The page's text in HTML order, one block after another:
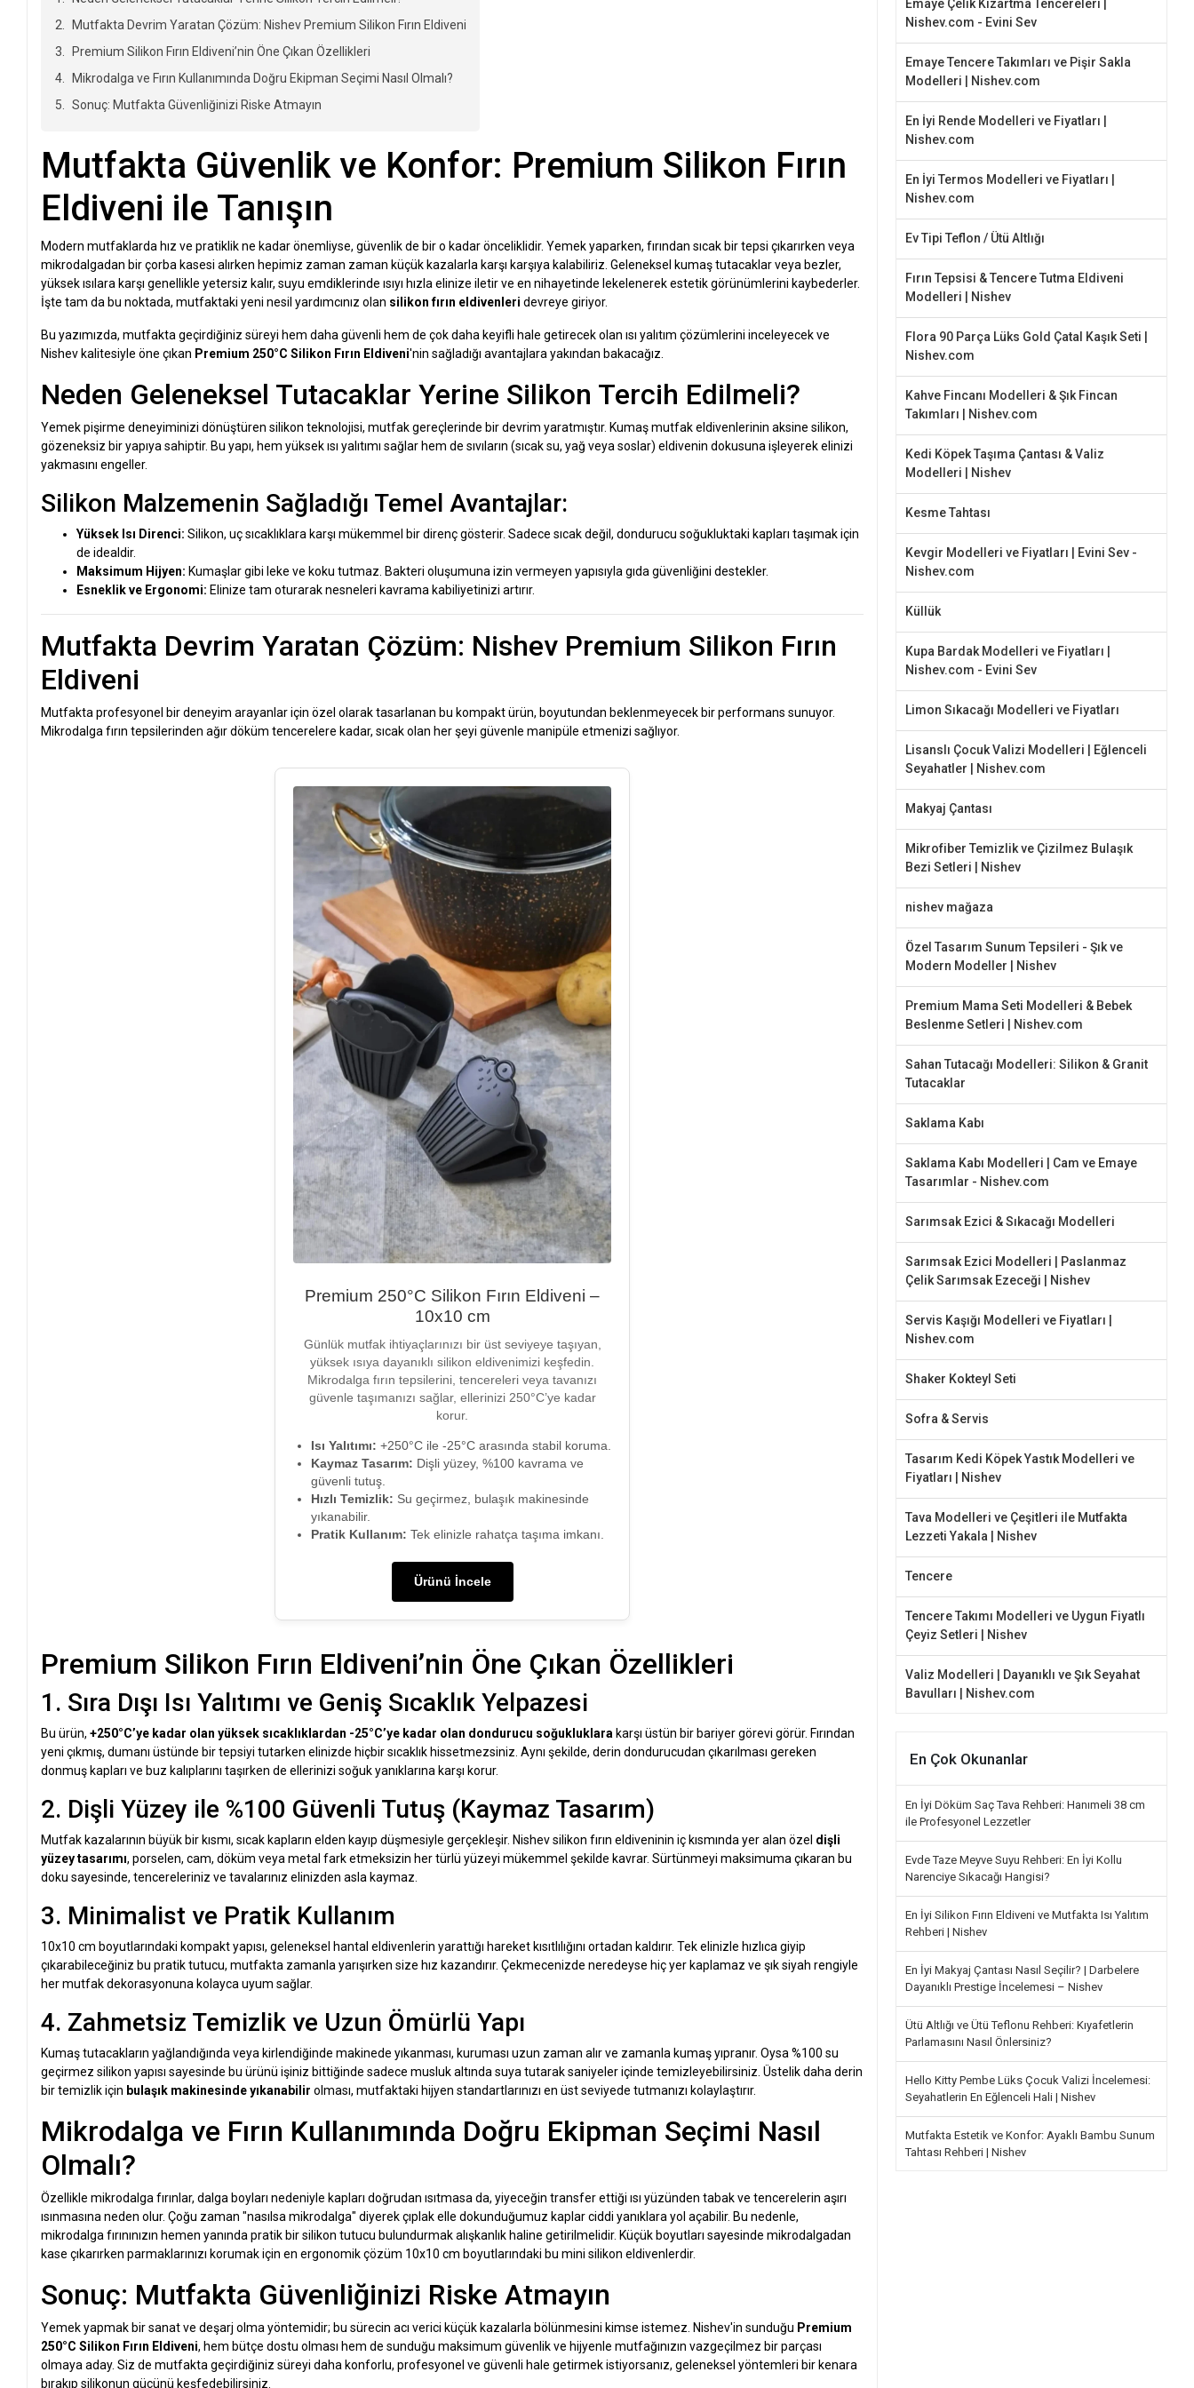
Mutfakta Devrim Yaratan Çözüm: Nishev Premium Silikon Fırın Eldiveni
Premium Silikon Fırın Eldiveni’nin Öne Çıkan Özellikleri
Mikrodalga ve Fırın Kullanımında Doğru Ekipman Seçimi Nasıl Olmalı?
Sonuç: Mutfakta Güvenliğinizi Riske Atmayın
Mutfakta Güvenlik ve Konfor: Premium Silikon Fırın
Eldiveni ile Tanışın
Modern mutfaklarda hız ve pratiklik ne kadar önemliyse, güvenlik de bir o kadar önceliklidir. Yemek yaparken, fırından sıcak bir tepsi çıkarırken veya
mikrodalgadan bir çorba kasesi alırken hepimiz zaman zaman küçük kazalarla karşı karşıya kalabiliriz. Geleneksel kumaş tutacaklar veya bezler,
yüksek ısılara karşı genellikle yetersiz kalır, suyu emdiklerinde ısıyı hızla elinize iletir ve en nihayetinde lekelenerek estetik görünümlerini kaybederler.
İşte tam da bu noktada, mutfaktaki yeni nesil yardımcınız olan silikon fırın eldivenleri devreye giriyor.
Bu yazımızda, mutfakta geçirdiğiniz süreyi hem daha güvenli hem de çok daha keyifli hale getirecek olan ısı yalıtım çözümlerini inceleyecek ve
Nishev kalitesiyle öne çıkan Premium 250°C Silikon Fırın Eldiveni'nin sağladığı avantajlara yakından bakacağız.
Neden Geleneksel Tutacaklar Yerine Silikon Tercih Edilmeli?
Yemek pişirme deneyiminizi dönüştüren silikon teknolojisi, mutfak gereçlerinde bir devrim yaratmıştır. Kumaş mutfak eldivenlerinin aksine silikon,
gözeneksiz bir yapıya sahiptir. Bu yapı, hem yüksek ısı yalıtımı sağlar hem de sıvıların (sıcak su, yağ veya soslar) eldivenin dokusuna işleyerek elinizi
yakmasını engeller.
Silikon Malzemenin Sağladığı Temel Avantajlar:
Yüksek Isı Direnci: Silikon, uç sıcaklıklara karşı mükemmel bir direnç gösterir. Sadece sıcak değil, dondurucu soğukluktaki kapları taşımak için
de idealdir.
Maksimum Hijyen: Kumaşlar gibi leke ve koku tutmaz. Bakteri oluşumuna izin vermeyen yapısıyla gıda güvenliğini destekler.
Esneklik ve Ergonomi: Elinize tam oturarak nesneleri kavrama kabiliyetinizi artırır.
Mutfakta Devrim Yaratan Çözüm: Nishev Premium Silikon Fırın
Eldiveni
Mutfakta profesyonel bir deneyim arayanlar için özel olarak tasarlanan bu kompakt ürün, boyutundan beklenmeyecek bir performans sunuyor.
Mikrodalga fırın tepsilerinden ağır döküm tencerelere kadar, sıcak olan her şeyi güvenle manipüle etmenizi sağlıyor.
Premium 250°C Silikon Fırın Eldiveni –
10x10 cm
Günlük mutfak ihtiyaçlarınızı bir üst seviyeye taşıyan,
yüksek ısıya dayanıklı silikon eldivenimizi keşfedin.
Mikrodalga fırın tepsilerini, tencereleri veya tavanızı
güvenle taşımanızı sağlar, ellerinizi 250°C’ye kadar
korur.
Isı Yalıtımı: +250°C ile -25°C arasında stabil koruma.
Kaymaz Tasarım: Dişli yüzey, %100 kavrama ve
güvenli tutuş.
Hızlı Temizlik: Su geçirmez, bulaşık makinesinde
yıkanabilir.
Pratik Kullanım: Tek elinizle rahatça taşıma imkanı.
Ürünü İncele
Premium Silikon Fırın Eldiveni’nin Öne Çıkan Özellikleri
1. Sıra Dışı Isı Yalıtımı ve Geniş Sıcaklık Yelpazesi
Bu ürün,+250°C’ye kadar olan yüksek sıcaklıklardan -25°C’ye kadar olan dondurucu soğukluklara karşı üstün bir bariyer görevi görür. Fırından
yeni çıkmış, dumanı üstünde bir tepsiyi tutarken elinizde hiçbir sıcaklık hissetmezsiniz. Aynı şekilde, derin dondurucudan çıkarılması gereken
donmuş kapları ve buz kalıplarını taşırken de ellerinizi soğuk yanıklarına karşı korur.
2. Dişli Yüzey ile %100 Güvenli Tutuş (Kaymaz Tasarım)
Mutfak kazalarının büyük bir kısmı, sıcak kapların elden kayıp düşmesiyle gerçekleşir. Nishev silikon fırın eldiveninin iç kısmında yer alan özel dişli
yüzey tasarımı, porselen, cam, döküm veya metal fark etmeksizin her türlü yüzeyi mükemmel şekilde kavrar. Sürtünmeyi maksimuma çıkaran bu
doku sayesinde, tencereleriniz ve tavalarınız elinizden asla kaymaz.
3. Minimalist ve Pratik Kullanım
10x10 cm boyutlarındaki kompakt yapısı, geleneksel hantal eldivenlerin yarattığı hareket kısıtlılığını ortadan kaldırır. Tek elinizle hızlıca giyip
çıkarabileceğiniz bu pratik tutucu, mutfakta zamanla yarışırken size hız kazandırır. Çekmecenizde neredeyse hiç yer kaplamaz ve şık siyah rengiyle
her mutfak dekorasyonuna kolayca uyum sağlar.
4. Zahmetsiz Temizlik ve Uzun Ömürlü Yapı
Kumaş tutacakların yağlandığında veya kirlendiğinde makinede yıkanması, kuruması uzun zaman alır ve zamanla kumaş yıpranır. Oysa %100 su
geçirmez silikon yapısı sayesinde bu ürünü işiniz bittiğinde sadece musluk altında suya tutarak saniyeler içinde temizleyebilirsiniz. Üstelik daha derin
bir temizlik için bulaşık makinesinde yıkanabilir olması, mutfaktaki hijyen standartlarınızı en üst seviyede tutmanızı kolaylaştırır.
Mikrodalga ve Fırın Kullanımında Doğru Ekipman Seçimi Nasıl
Olmalı?
Özellikle mikrodalga fırınlar, dalga boyları nedeniyle kapları doğrudan ısıtmasa da, yiyeceğin transfer ettiği ısı yüzünden tabak ve tencerelerin aşırı
ısınmasına neden olur. Çoğu zaman "nasılsa mikrodalga" diyerek çıplak elle dokunduğumuz kaplar ciddi yanıklara yol açabilir. Bu nedenle,
mikrodalga fırınınızın hemen yanında pratik bir silikon tutucu bulundurmak alışkanlık haline getirilmelidir. Küçük boyutları sayesinde mikrodalgadan
kase çıkarırken parmaklarınızı korumak için en ergonomik çözüm 10x10 cm boyutlarındaki bu mini silikon eldivenlerdir.
Sonuç: Mutfakta Güvenliğinizi Riske Atmayın
Yemek yapmak bir sanat ve deşarj olma yöntemidir; bu sürecin acı verici küçük kazalarla bölünmesini kimse istemez. Nishev'in sunduğu Premium
250°C Silikon Fırın Eldiveni, hem bütçe dostu olması hem de sunduğu maksimum güvenlik ve hijyenle mutfağınızın vazgeçilmez bir parçası
olmaya aday. Siz de mutfakta geçirdiğiniz süreyi daha konforlu, profesyonel ve güvenli hale getirmek istiyorsanız, geleneksel yöntemleri bir kenara
bırakıp silikonun gücünü keşfedebilirsiniz.
Emaye Çelik Kızartma Tencereleri |
Nishev.com - Evini Sev
Emaye Tencere Takımları ve Pişir Sakla
Modelleri | Nishev.com
En İyi Rende Modelleri ve Fiyatları |
Nishev.com
En İyi Termos Modelleri ve Fiyatları |
Nishev.com
Ev Tipi Teflon / Ütü Altlığı
Fırın Tepsisi & Tencere Tutma Eldiveni
Modelleri | Nishev
Flora 90 Parça Lüks Gold Çatal Kaşık Seti |
Nishev.com
Kahve Fincanı Modelleri & Şık Fincan
Takımları | Nishev.com
Kedi Köpek Taşıma Çantası & Valiz
Modelleri | Nishev
Kesme Tahtası
Kevgir Modelleri ve Fiyatları | Evini Sev -
Nishev.com
Küllük
Kupa Bardak Modelleri ve Fiyatları |
Nishev.com - Evini Sev
Limon Sıkacağı Modelleri ve Fiyatları
Lisanslı Çocuk Valizi Modelleri | Eğlenceli
Seyahatler | Nishev.com
Makyaj Çantası
Mikrofiber Temizlik ve Çizilmez Bulaşık
Bezi Setleri | Nishev
nishev mağaza
Özel Tasarım Sunum Tepsileri - Şık ve
Modern Modeller | Nishev
Premium Mama Seti Modelleri & Bebek
Beslenme Setleri | Nishev.com
Sahan Tutacağı Modelleri: Silikon & Granit
Tutacaklar
Saklama Kabı
Saklama Kabı Modelleri | Cam ve Emaye
Tasarımlar - Nishev.com
Sarımsak Ezici & Sıkacağı Modelleri
Sarımsak Ezici Modelleri | Paslanmaz
Çelik Sarımsak Ezeceği | Nishev
Servis Kaşığı Modelleri ve Fiyatları |
Nishev.com
Shaker Kokteyl Seti
Sofra & Servis
Tasarım Kedi Köpek Yastık Modelleri ve
Fiyatları | Nishev
Tava Modelleri ve Çeşitleri ile Mutfakta
Lezzeti Yakala | Nishev
Tencere
Tencere Takımı Modelleri ve Uygun Fiyatlı
Çeyiz Setleri | Nishev
Valiz Modelleri | Dayanıklı ve Şık Seyahat
Bavulları | Nishev.com
En Çok Okunanlar
En İyi Döküm Saç Tava Rehberi: Hanımeli 38 cm
ile Profesyonel Lezzetler
Evde Taze Meyve Suyu Rehberi: En İyi Kollu
Narenciye Sıkacağı Hangisi?
En İyi Silikon Fırın Eldiveni ve Mutfakta Isı Yalıtım
Rehberi | Nishev
En İyi Makyaj Çantası Nasıl Seçilir? | Darbelere
Dayanıklı Prestige İncelemesi – Nishev
Ütü Altlığı ve Ütü Teflonu Rehberi: Kıyafetlerin
Parlamasını Nasıl Önlersiniz?
Hello Kitty Pembe Lüks Çocuk Valizi İncelemesi:
Seyahatlerin En Eğlenceli Hali | Nishev
Mutfakta Estetik ve Konfor: Ayaklı Bambu Sunum
Tahtası Rehberi | Nishev